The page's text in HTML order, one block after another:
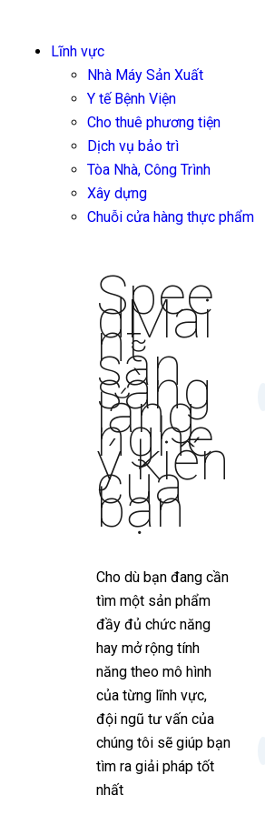
Lĩnh vực
Nhà Máy Sản Xuất
Y tế Bệnh Viện
Cho thuê phương tiện
Dịch vụ bảo trì
Tòa Nhà, Công Trình
Xây dựng
Chuỗi cửa hàng thực phẩm
Spee
dMai
nt
sẵn
sàng
lắng
nghe
ý kiến
của
bạn
Cho dù bạn đang cần
tìm một sản phẩm
đầy đủ chức năng
hay mở rộng tính
năng theo mô hình
của từng lĩnh vực,
đội ngũ tư vấn của
chúng tôi sẽ giúp bạn
tìm ra giải pháp tốt
nhất